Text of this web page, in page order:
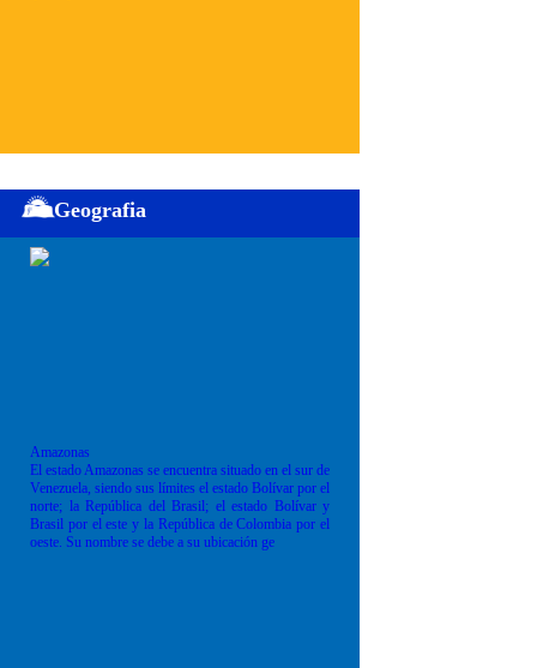
Geografia
Amazonas
El estado Amazonas se encuentra situado en el sur de
Venezuela, siendo sus límites el estado Bolívar por el
norte; la República del Brasil; el estado Bolívar y
Brasil por el este y la República de Colombia por el
oeste. Su nombre se debe a su ubicación ge